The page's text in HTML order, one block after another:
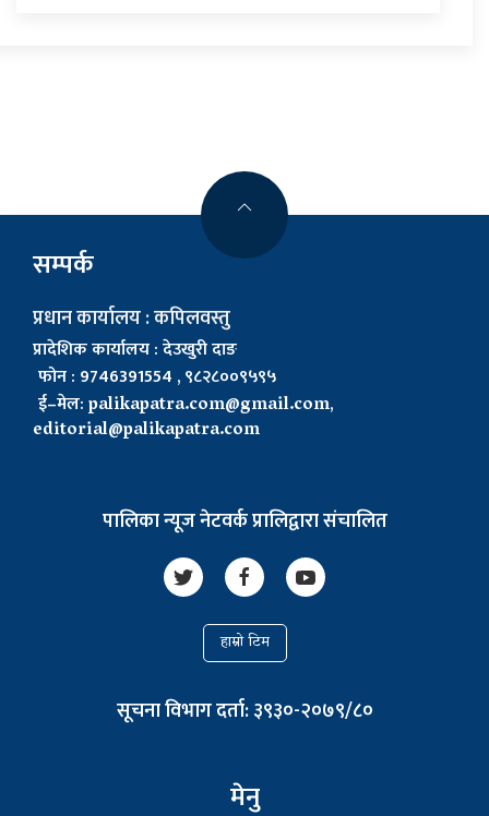
सम्पर्क
प्रधान कार्यालय : कपिलवस्तु
प्रादेशिक कार्यालय : देउखुरी दाङ
फोन : 9746391554 , ९८२८००९५९५
ई–मेल:palikapatra.com@gmail.com,
editorial@palikapatra.com
पालिका न्यूज नेटवर्क प्रालिद्वारा संचालित
हाम्रो टिम
सूचना विभाग दर्ता: ३९३०-२०७९/८०
मेनु